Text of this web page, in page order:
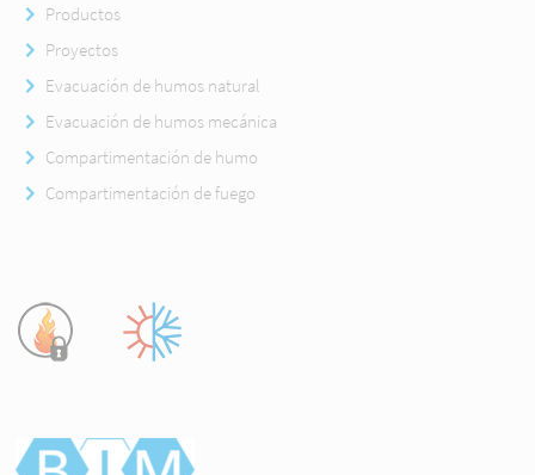
Productos
Proyectos
Evacuación de humos natural
Evacuación de humos mecánica
Compartimentación de humo
Compartimentación de fuego